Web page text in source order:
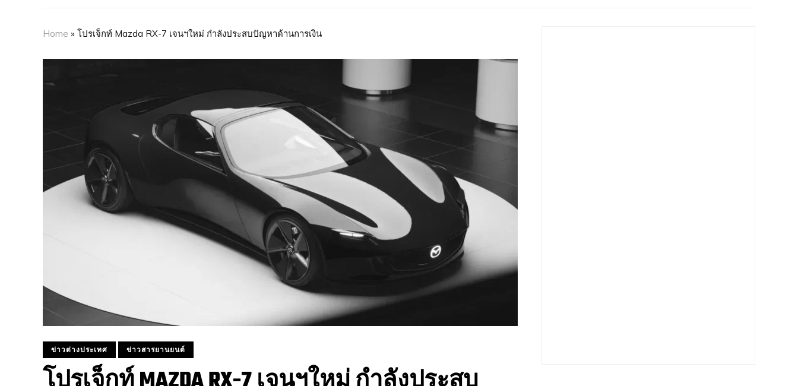
Home » โปรเจ็กท์ Mazda RX-7 เจนฯใหม่ กำลังประสบปัญหาด้านการเงิน
ข่าวต่างประเทศ ข่าวสารยานยนต์